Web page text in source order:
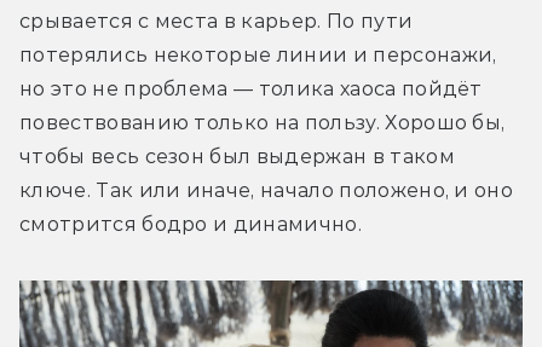
срывается с места в карьер. По пути
потерялись некоторые линии и персонажи,
но это не проблема — толика хаоса пойдёт
повествованию только на пользу. Хорошо бы,
чтобы весь сезон был выдержан в таком
ключе. Так или иначе, начало положено, и оно
смотрится бодро и динамично.